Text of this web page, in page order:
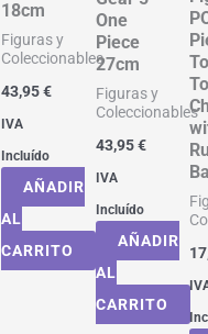
18cm
Figuras y
Coleccionables
43,95€
IVA
Incluído
AÑADIR
AL
CARRITO
One
Piece
27cm
Figuras y
Coleccionables
43,95€
IVA
Incluído
AÑADIR
AL
CARRITO